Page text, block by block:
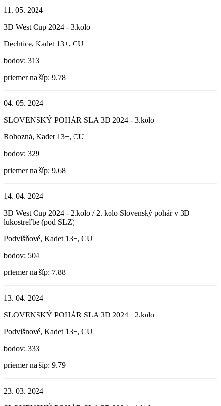
11. 05. 2024
3D West Cup 2024 - 3.kolo
Dechtice, Kadet 13+, CU
bodov: 313
priemer na šíp: 9.78
04. 05. 2024
SLOVENSKÝ POHÁR SLA 3D 2024 - 3.kolo
Rohozná, Kadet 13+, CU
bodov: 329
priemer na šíp: 9.68
14. 04. 2024
3D West Cup 2024 - 2.kolo / 2. kolo Slovenský pohár v 3D
lukostreľbe (pod SLZ)
Podvišňové, Kadet 13+, CU
bodov: 504
priemer na šíp: 7.88
13. 04. 2024
SLOVENSKÝ POHÁR SLA 3D 2024 - 2.kolo
Podvišnové, Kadet 13+, CU
bodov: 333
priemer na šíp: 9.79
23. 03. 2024